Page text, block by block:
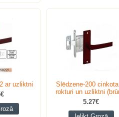
ar uzliktni
Slēdzene-200
rokturi un uzliktni
5.27€